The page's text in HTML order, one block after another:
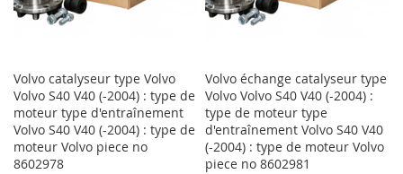
Volvo catalyseur type Volvo
Volvo S40 V40 (-2004) : type de
moteur type d'entraînement
Volvo S40 V40 (-2004) : type de
moteur Volvo piece no
8602978
Volvo échange catalyseur type
Volvo Volvo S40 V40 (-2004) :
type de moteur type
d'entraînement Volvo S40 V40
(-2004) : type de moteur Volvo
piece no 8602981